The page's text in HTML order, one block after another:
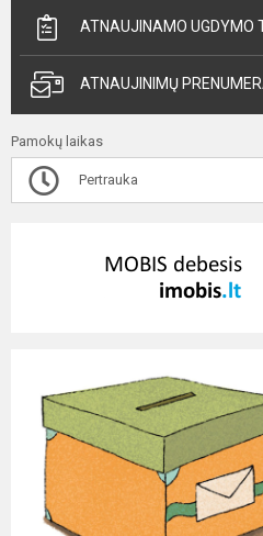
ATNAUJINAMO UGDYMO
ATNAUJINIMŲ
Pamokų laikas
Pertrauka